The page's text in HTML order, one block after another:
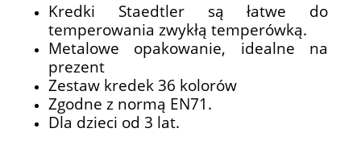
Kredki Staedtler są łatwe do
temperowania zwykłą temperówką.
Metalowe opakowanie, idealne na
prezent
Zestaw kredek 36 kolorów
Zgodne z normą EN71.
Dla dzieci od 3 lat.